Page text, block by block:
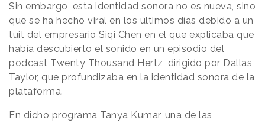
Sin embargo, esta identidad sonora no es nueva, sino
que se ha hecho viral en los últimos días debido a un
tuit del empresario Siqi Chen en el que explicaba que
había descubierto el sonido en un episodio del
podcast Twenty Thousand Hertz, dirigido por Dallas
Taylor, que profundizaba en la identidad sonora de la
plataforma.
En dicho programa Tanya Kumar, una de las